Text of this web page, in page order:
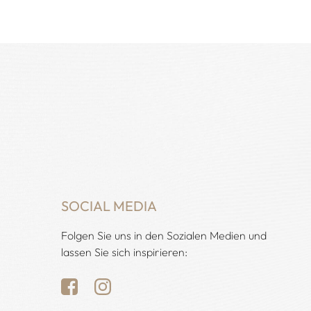
SOCIAL MEDIA
Folgen Sie uns in den Sozialen Medien und
lassen Sie sich inspirieren: